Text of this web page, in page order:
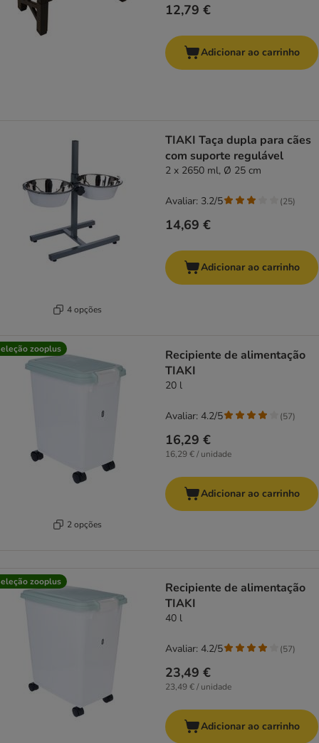
12,79 €
Adicionar ao carrinho
4 opções
TIAKI Taça dupla para cães
com suporte regulável
2 x 2650 ml, Ø 25 cm
14,69 €
Avaliar: 3.2/5 (25)
Adicionar ao carrinho
zooplus
2 opções
Recipiente de alimentação
TIAKI
20 l
16,29 €
16,29 € / unidade
Avaliar: 4.2/5 (57)
Adicionar ao carrinho
zooplus
Recipiente de alimentação
TIAKI
40 l
23,49 €
23,49 € / unidade
Avaliar: 4.2/5 (57)
Adicionar ao carrinho